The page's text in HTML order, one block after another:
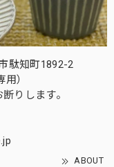
駄知町1892-2
）
りします。
ABOUT